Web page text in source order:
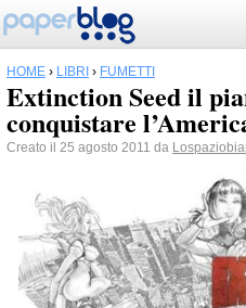
HOME › LIBRI › FUMETTI
Extinction Seed il
conquistare
Creato il 25 agosto 2011 da